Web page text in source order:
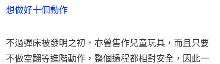
想做好十個動作
不過彈床被發明之初，亦曾售作兒童玩具，而且只要
不做空翻等進階動作，整個過程都相對安全，因此一